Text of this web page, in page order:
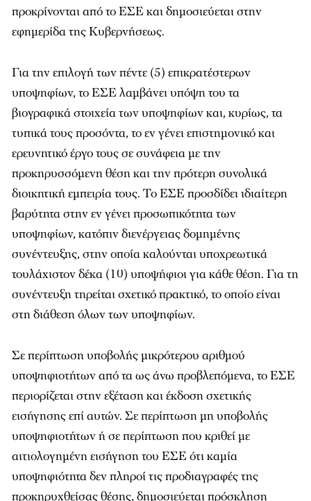
προκρίνονται από το ΕΣΕ και δημοσιεύεται στην
εφημερίδα της Κυβερνήσεως.
Για την επιλογή των πέντε (5) επικρατέστερων
υποψηφίων, το ΕΣΕ λαμβάνει υπόψη του τα
βιογραφικά στοιχεία των υποψηφίων και, κυρίως, τα
τυπικά τους προσόντα, το εν γένει επιστημονικό και
ερευνητικό έργο τους σε συνάφεια με την
προκηρυσσόμενη θέση και την πρότερη συνολικά
διοικητική εμπειρία τους. Το ΕΣΕ προσδίδει ιδιαίτερη
βαρύτητα στην εν γένει προσωπικότητα των
υποψηφίων, κατόπιν διενέργειας δομημένης
συνέντευξης, στην οποία καλούνται υποχρεωτικά
τουλάχιστον δέκα (10) υποψήφιοι για κάθε θέση. Για τη
συνέντευξη τηρείται σχετικό πρακτικό, το οποίο είναι
στη διάθεση όλων των υποψηφίων.
Σε περίπτωση υποβολής μικρότερου αριθμού
υποψηφιοτήτων από τα ως άνω προβλεπόμενα, το ΕΣΕ
περιορίζεται στην εξέταση και έκδοση σχετικής
εισήγησης επί αυτών. Σε περίπτωση μη υποβολής
υποψηφιοτήτων ή σε περίπτωση που κριθεί με
αιτιολογημένη εισήγηση του ΕΣΕ ότι καμία
υποψηφιότητα δεν πληροί τις προδιαγραφές της
προκηρυχθείσας θέσης, δημοσιεύεται πρόσκληση